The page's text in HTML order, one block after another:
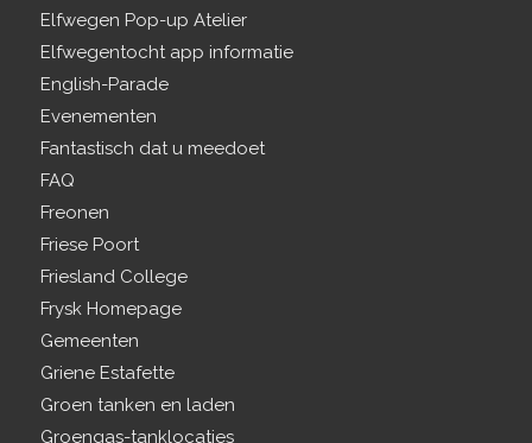
Elfwegen Pop-up Atelier
Elfwegentocht app informatie
English-Parade
Evenementen
Fantastisch dat u meedoet
FAQ
Freonen
Friese Poort
Friesland College
Frysk Homepage
Gemeenten
Griene Estafette
Groen tanken en laden
Groengas-tanklocaties